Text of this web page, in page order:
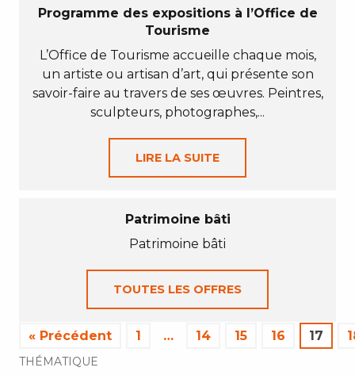
Programme des expositions à l’Office de
Tourisme
L’Office de Tourisme accueille chaque mois,
un artiste ou artisan d’art, qui présente son
savoir-faire au travers de ses œuvres. Peintres,
sculpteurs, photographes,...
LIRE LA SUITE
Patrimoine bâti
Patrimoine bâti
TOUTES LES OFFRES
« Précédent 1 … 14 15 16 17
THÉMATIQUE